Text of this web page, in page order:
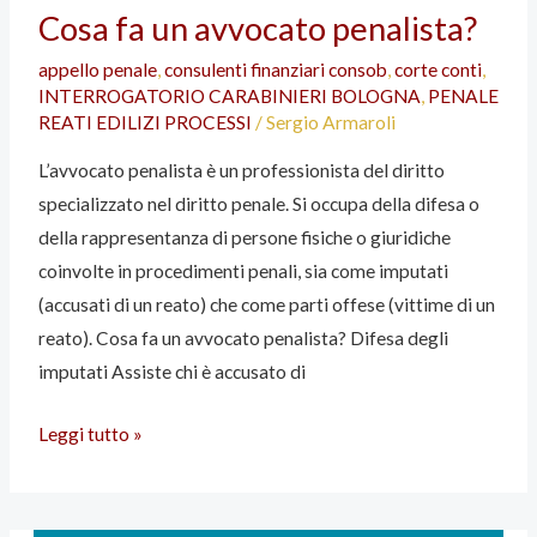
Cosa fa un avvocato penalista?
appello penale,consulenti finanziari consob,corte conti,
INTERROGATORIO CARABINIERI BOLOGNA, PENALE
REATI EDILIZI PROCESSI /Sergio Armaroli
L’avvocato penalista è un professionista del diritto
specializzato nel diritto penale. Si occupa della difesa o
della rappresentanza di persone fisiche o giuridiche
coinvolte in procedimenti penali, sia come imputati
(accusati di un reato) che come parti offese (vittime di un
reato). Cosa fa un avvocato penalista? Difesa degli
imputati Assiste chi è accusato di
fa
un
avvocato
penalista?
Leggi tutto »